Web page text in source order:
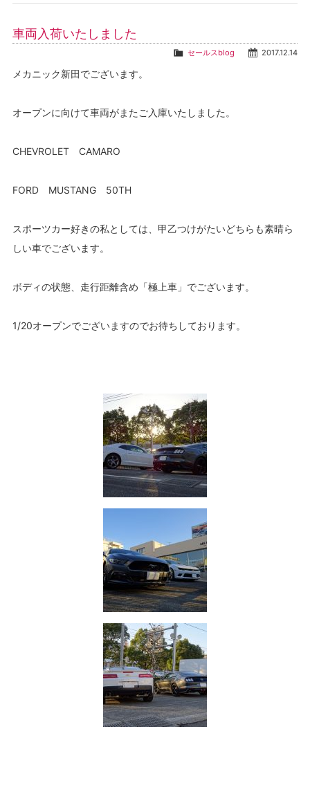
車両入荷いたしました
2017.12.14
セールスblog
メカニック新田でございます。
オープンに向けて車両がまたご入庫いたしました。
CHEVROLET CAMARO
FORD MUSTANG 50TH
スポーツカー好きの私としては、甲乙つけがたいどちらも素晴ら
しい車でございます。
ボディの状態、走行距離含め「極上車」でございます。
1/20オープンでございますのでお待ちしております。